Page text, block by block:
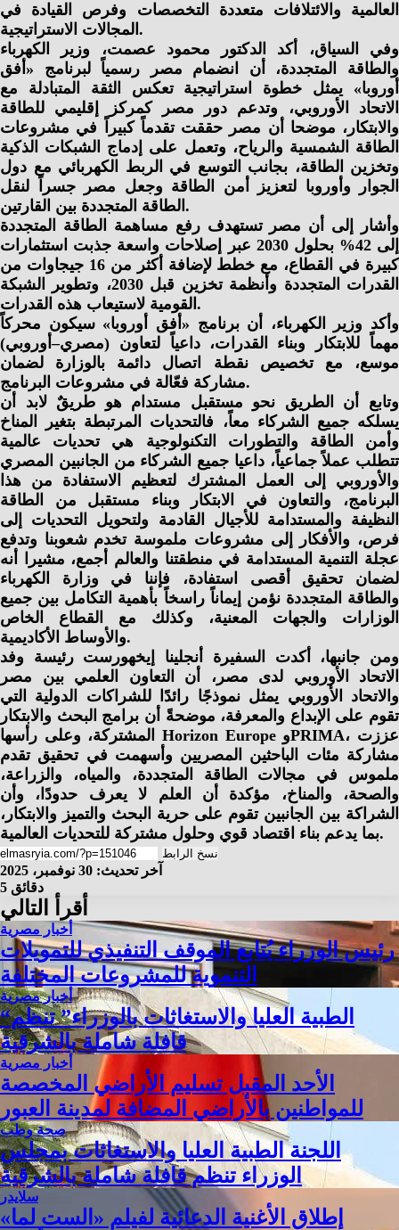
العالمية والائتلافات متعددة التخصصات وفرص القيادة في
المجالات الاستراتيجية.
وفي السياق، أكد الدكتور محمود عصمت، وزير الكهرباء
والطاقة المتجددة، أن انضمام مصر رسمياً لبرنامج «أفق
أوروبا» يمثل خطوة استراتيجية تعكس الثقة المتبادلة مع
الاتحاد الأوروبي، وتدعم دور مصر كمركز إقليمي للطاقة
والابتكار، موضحا أن مصر حققت تقدماً كبيراً في مشروعات
الطاقة الشمسية والرياح، وتعمل على إدماج الشبكات الذكية
وتخزين الطاقة، بجانب التوسع في الربط الكهربائي مع دول
الجوار وأوروبا لتعزيز أمن الطاقة وجعل مصر جسراً لنقل
الطاقة المتجددة بين القارتين.
وأشار إلى أن مصر تستهدف رفع مساهمة الطاقة المتجددة
إلى 42% بحلول 2030 عبر إصلاحات واسعة جذبت استثمارات
كبيرة في القطاع، مع خطط لإضافة أكثر من 16 جيجاوات من
القدرات المتجددة وأنظمة تخزين قبل 2030، وتطوير الشبكة
القومية لاستيعاب هذه القدرات.
وأكد وزير الكهرباء، أن برنامج «أفق أوروبا» سيكون محركاً
مهماً للابتكار وبناء القدرات، داعياً لتعاون (مصري–أوروبي)
موسع، مع تخصيص نقطة اتصال دائمة بالوزارة لضمان
مشاركة فعّالة في مشروعات البرنامج.
وتابع أن الطريق نحو مستقبل مستدام هو طريقٌ لابد أن
يسلكه جميع الشركاء معاً، فالتحديات المرتبطة بتغير المناخ
وأمن الطاقة والتطورات التكنولوجية هي تحديات عالمية
تتطلب عملاً جماعياً، داعيا جميع الشركاء من الجانبين المصري
والأوروبي إلى العمل المشترك لتعظيم الاستفادة من هذا
البرنامج، والتعاون في الابتكار وبناء مستقبل من الطاقة
النظيفة والمستدامة للأجيال القادمة ولتحويل التحديات إلى
فرص، والأفكار إلى مشروعات ملموسة تخدم شعوبنا وتدفع
عجلة التنمية المستدامة في منطقتنا والعالم أجمع، مشيرا أنه
لضمان تحقيق أقصى استفادة، فإننا في وزارة الكهرباء
والطاقة المتجددة نؤمن إيماناً راسخاً بأهمية التكامل بين جميع
الوزارات والجهات المعنية، وكذلك مع القطاع الخاص
والأوساط الأكاديمية.
ومن جانبها، أكدت السفيرة أنجلينا إيخهورست رئيسة وفد
الاتحاد الأوروبي لدى مصر، أن التعاون العلمي بين مصر
والاتحاد الأوروبي يمثل نموذجًا رائدًا للشراكات الدولية التي
تقوم على الإبداع والمعرفة، موضحةً أن برامج البحث والابتكار
المشتركة، وعلى رأسها Horizon Europe وPRIMA، عززت
مشاركة مئات الباحثين المصريين وأسهمت في تحقيق تقدم
ملموس في مجالات الطاقة المتجددة، والمياه، والزراعة،
والصحة، والمناخ، مؤكدة أن العلم لا يعرف حدودًا، وأن
الشراكة بين الجانبين تقوم على حرية البحث والتميز والابتكار،
بما يدعم بناء اقتصاد قوي وحلول مشتركة للتحديات العالمية.
نسخ الرابط
آخر تحديث: 30 نوفمبر، 2025
5 دقائق
أقرأ التالي
أخبار مصرية
رئيس الوزراء يُتابع الموقف التنفيذي للتمويلات
التنموية للمشروعات المختلفة
أخبار مصرية
“الطبية العليا والاستغاثات بالوزراء” تنظم
قافلة شاملة بالشرقية
أخبار مصرية
الأحد المقبل تسليم الأراضي المخصصة
للمواطنين بالأراضي المضافة لمدينة العبور
صحة وطب
اللجنة الطبية العليا والاستغاثات بمجلس
الوزراء تنظم قافلة شاملة بالشرقية
سلايدر
إطلاق الأغنية الدعائية لفيلم «الست لما»